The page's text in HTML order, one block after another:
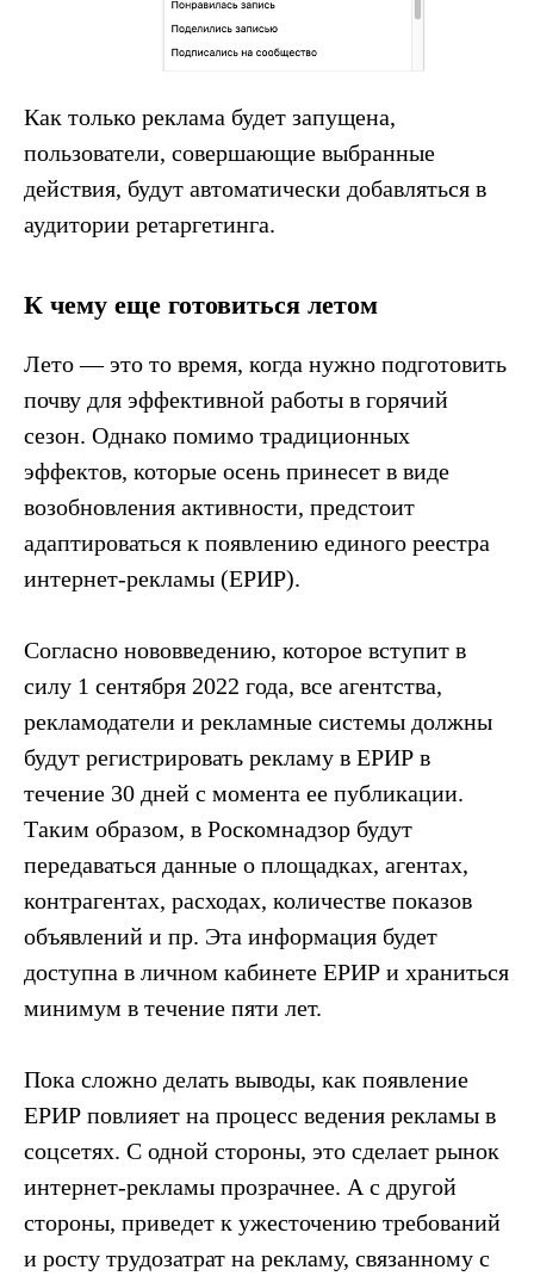
Как только реклама будет запущена,
пользователи, совершающие выбранные
действия, будут автоматически добавляться в
аудитории ретаргетинга.
К чему еще готовиться летом
Лето — это то время, когда нужно подготовить
почву для эффективной работы в горячий
сезон. Однако помимо традиционных
эффектов, которые осень принесет в виде
возобновления активности, предстоит
адаптироваться к появлению единого реестра
интернет-рекламы (ЕРИР).
Согласно нововведению, которое вступит в
силу 1 сентября 2022 года, все агентства,
рекламодатели и рекламные системы должны
будут регистрировать рекламу в ЕРИР в
течение 30 дней с момента ее публикации.
Таким образом, в Роскомнадзор будут
передаваться данные о площадках, агентах,
контрагентах, расходах, количестве показов
объявлений и пр. Эта информация будет
доступна в личном кабинете ЕРИР и храниться
минимум в течение пяти лет.
Пока сложно делать выводы, как появление
ЕРИР повлияет на процесс ведения рекламы в
соцсетях. С одной стороны, это сделает рынок
интернет-рекламы прозрачнее. А с другой
стороны, приведет к ужесточению требований
и росту трудозатрат на рекламу, связанному с
Больше полезного контента — в нашем
Telegram-канале. Подписывайтесь!
Читайте также